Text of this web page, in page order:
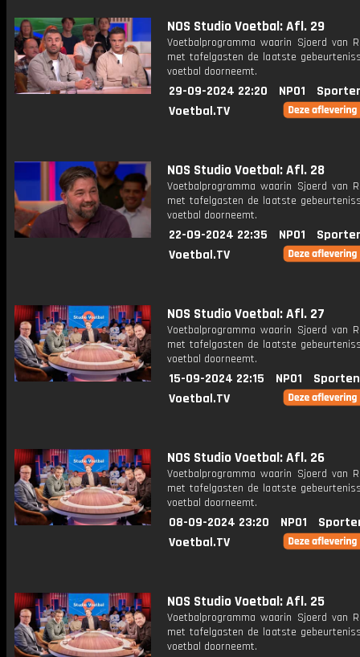
NOS Studio Voetbal: Afl. 29
Voetbalprogramma waarin Sjoerd van
met tafelgasten de laatste
voetbal doorneemt.
29-09-2024 22:20 NPO1
Voetbal.TV
NOS Studio Voetbal: Afl. 28
Voetbalprogramma waarin Sjoerd van
met tafelgasten de laatste
voetbal doorneemt.
22-09-2024 22:35 NPO1
Voetbal.TV
NOS Studio Voetbal: Afl. 27
Voetbalprogramma waarin Sjoerd van
met tafelgasten de laatste
voetbal doorneemt.
15-09-2024 22:15 NPO1
Voetbal.TV
NOS Studio Voetbal: Afl. 26
Voetbalprogramma waarin Sjoerd van
met tafelgasten de laatste
voetbal doorneemt.
08-09-2024 23:20 NPO1
Voetbal.TV
NOS Studio Voetbal: Afl. 25
Voetbalprogramma waarin Sjoerd van
met tafelgasten de laatste
voetbal doorneemt.